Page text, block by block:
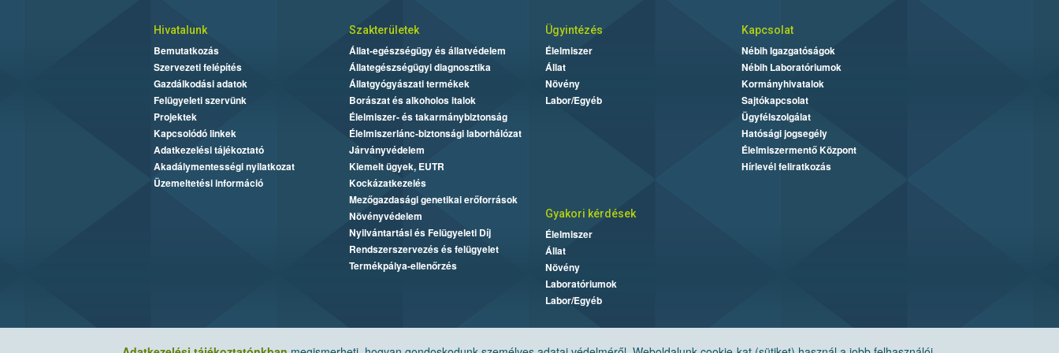
Hivatalunk
Bemutatkozás
Szervezeti felépítés
Gazdálkodási adatok
Felügyeleti szervünk
Projektek
Kapcsolódó linkek
Adatkezelési tájékoztató
Akadálymentességi nyilatkozat
Üzemeltetési információ
Szakterületek
Állat-egészségügy és állatvédelem
Állategészségügyi diagnosztika
Állatgyógyászati termékek
Borászat és alkoholos italok
Élelmiszer- és takarmánybiztonság
Élelmiszerlánc-biztonsági laborhálózat
Járványvédelem
Kiemelt ügyek, EUTR
Kockázatkezelés
Mezőgazdasági genetikai erőforrások
Növényvédelem
Nyilvántartási és Felügyeleti Díj
Rendszerszervezés és felügyelet
Termékpálya-ellenőrzés
Ügyintézés
Élelmiszer
Állat
Növény
Labor/Egyéb
Kapcsolat
Nébih Igazgatóságok
Nébih Laboratóriumok
Kormányhivatalok
Sajtókapcsolat
Ügyfélszolgálat
Hatósági jogsegély
Élelmiszermentő Központ
Hírlevél feliratkozás
Gyakori kérdések
Élelmiszer
Állat
Növény
Laboratóriumok
Labor/Egyéb